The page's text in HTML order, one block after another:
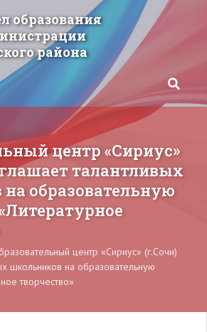
образования
района
центр «Сириус»
талантливых
образовательную
центр «Сириус» (г.Сочи)
школьников на образовательную
творчество»